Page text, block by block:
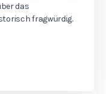
das
fragwürdig.